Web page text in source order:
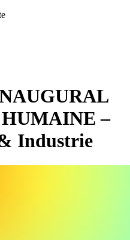
–
Industrie